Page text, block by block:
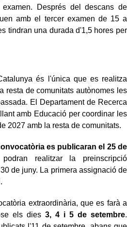
Després del descans de
amb el tercer examen de 15 a
tindran una durada d'1,5 hores per
és l'única que es realitza
resta de comunitats autònomes les
El Departament de Recerca
amb Educació per coordinar les
2027 amb la resta de comunitats.
es publicaran el 25 de
realitzar la preinscripció
de juny. La primera assignació de
extraordinària, que es farà a
se els dies 3, 4 i 5 de setembre.